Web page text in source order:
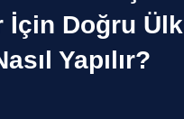
İçin Doğru
Yapılır?